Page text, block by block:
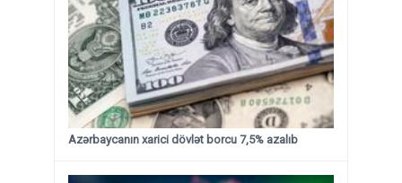
Azərbaycanın xarici dövlət borcu 7,5% azalıb